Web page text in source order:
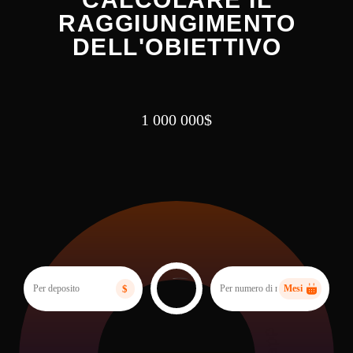
RAGGIUNGIMENTO
DELL'OBIETTIVO
1 000 000$
$ Mesi